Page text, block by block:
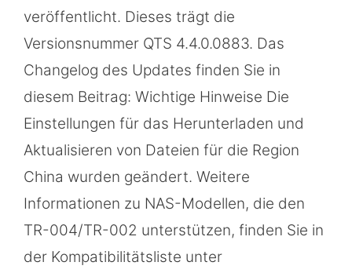
veröffentlicht. Dieses trägt die
Versionsnummer QTS 4.4.0.0883. Das
Changelog des Updates finden Sie in
diesem Beitrag: Wichtige Hinweise Die
Einstellungen für das Herunterladen und
Aktualisieren von Dateien für die Region
China wurden geändert. Weitere
Informationen zu NAS-Modellen, die den
TR-004/TR-002 unterstützen, finden Sie in
der Kompatibilitätsliste unter